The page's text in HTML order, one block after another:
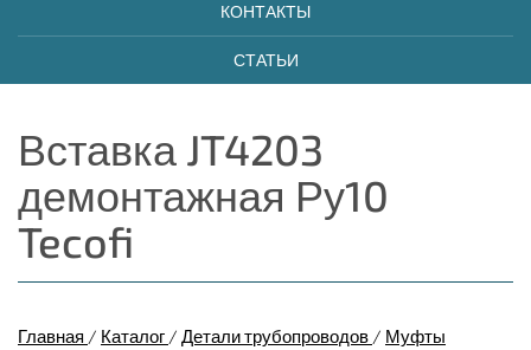
КОНТАКТЫ
СТАТЬИ
Вставка JT4203
демонтажная Ру10
Tecofi
Главная / Каталог / Детали трубопроводов / Муфты